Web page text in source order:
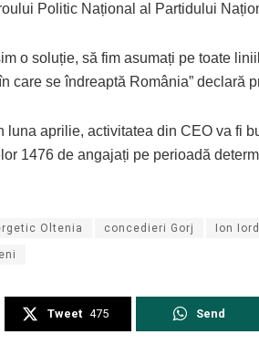
Politic Național al Partidului
o soluție, să fim asumați pe toate
care se îndreaptă România” declară
luna aprilie, activitatea din CEO va fi
1476 de angajați pe perioadă
Oltenia concedieri Gorj Ion
Tweet 475 Send